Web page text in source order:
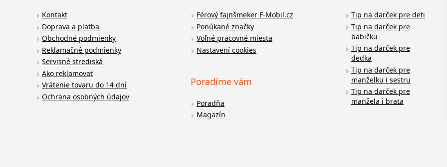
Kontakt
Doprava a platba
Obchodné podmienky
Reklamačné podmienky
Servisné strediská
Ako reklamovať
Vrátenie tovaru do 14 dní
Ochrana osobných údajov
Férový fajnšmeker F-Mobil.cz
Ponúkané značky
Voľné pracovné miesta
Nastavení cookies
Poradíme vám
Poradňa
Magazín
Tip na darček pre deti
Tip na darček pre
babičku
Tip na darček pre
dedka
Tip na darček pre
manželku i sestru
Tip na darček pre
manžela i brata